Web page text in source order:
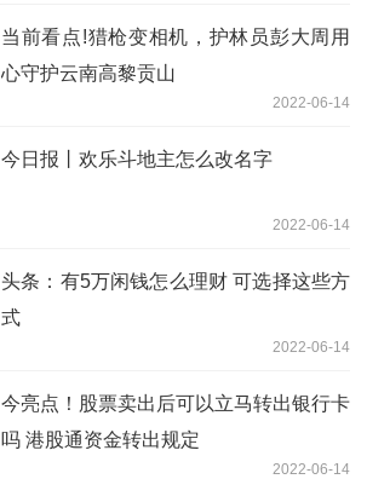
当前看点!猎枪变相机，护林员彭大周用
心守护云南高黎贡山
2022-06-14
今日报丨欢乐斗地主怎么改名字
2022-06-14
头条：有5万闲钱怎么理财 可选择这些方
式
2022-06-14
今亮点！股票卖出后可以立马转出银行卡
吗 港股通资金转出规定
2022-06-14